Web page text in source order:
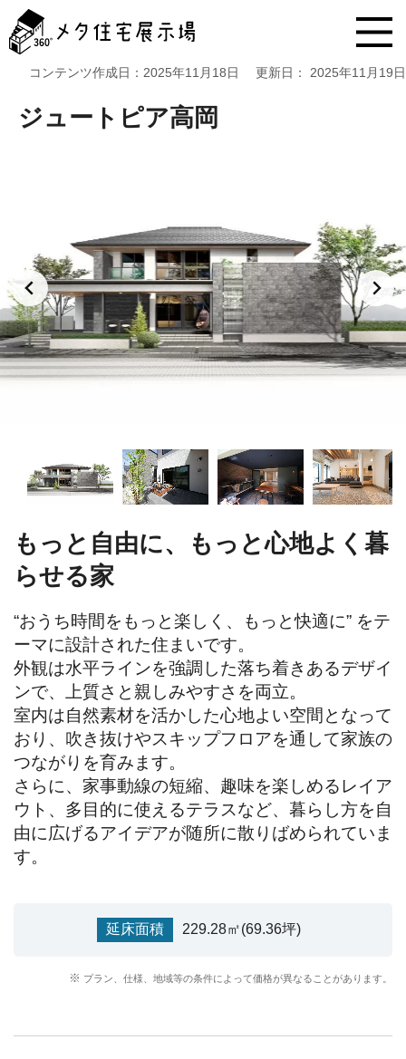
タ
住
ッ
プ
コンテンツ作成日： 2025年11月18日 更新日： 2025年11月19日
ジュートピア高岡
もっと自由に、もっと心地よく暮
らせる家
“おうち時間をもっと楽しく、もっと快適に” をテ
ーマに設計された住まいです。
外観は水平ラインを強調した落ち着きあるデザイ
ンで、上質さと親しみやすさを両立。
室内は自然素材を活かした心地よい空間となって
おり、吹き抜けやスキップフロアを通して家族の
つながりを育みます。
さらに、家事動線の短縮、趣味を楽しめるレイア
ウト、多目的に使えるテラスなど、暮らし方を自
由に広げるアイデアが随所に散りばめられていま
す。
延床面積 229.28㎡(69.36坪)
プラン、仕様、地域等の条件によって価格が異なることがあります。